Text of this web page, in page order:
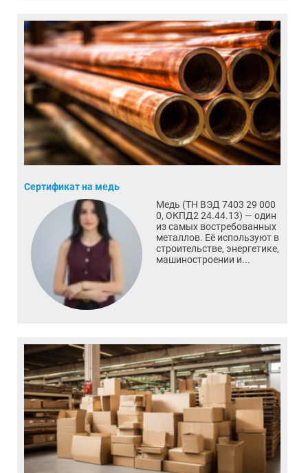
Сертификат на медь
Медь (ТН ВЭД 7403 29 000
0, ОКПД2 24.44.13) — один
из самых востребованных
металлов. Её используют в
строительстве, энергетике,
машиностроении и...